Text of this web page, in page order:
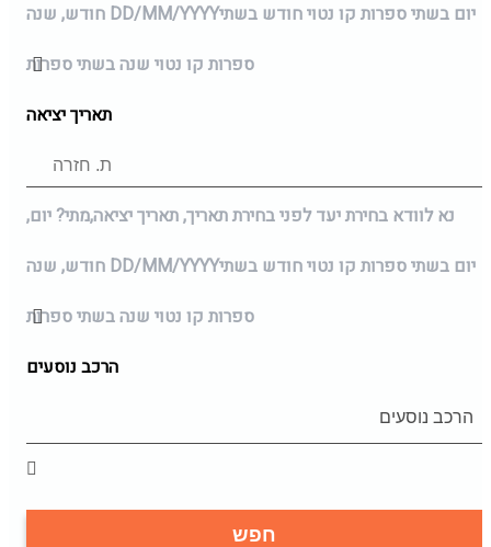
DD/MM/YYYYיום בשתי ספרות קו נטוי חודש בשתי
ספרות קו נטוי שנה בשתי ספרות
תאריך יציאה
נא לוודא בחירת יעד לפני בחירת תאריך,תאריך יציאה,מתי? יום,
DD/MM/YYYYיום בשתי ספרות קו נטוי חודש בשתי
ספרות קו נטוי שנה בשתי ספרות
הרכב נוסעים
חפש